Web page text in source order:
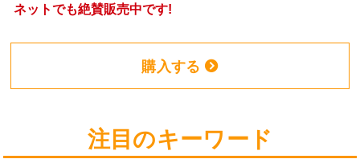
ネットでも絶賛販売中です!
購入する
注目のキーワード